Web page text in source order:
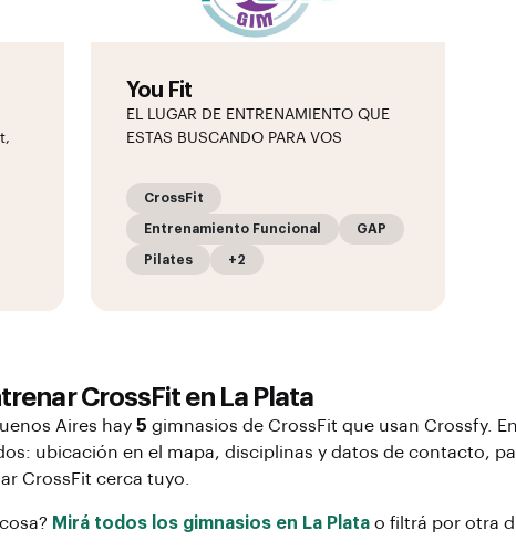
You Fit
EL LUGAR DE ENTRENAMIENTO QUE
ESTAS BUSCANDO PARA VOS
CrossFit
Entrenamiento Funcional GAP
Pilates +2
CrossFiten La Plata
Aires hay 5 gimnasios de CrossFit que usan Crossfy.
ubicación en el mapa, disciplinas y datos de contacto,
CrossFit cerca tuyo.
Mirá todos los gimnasios en La Plata o filtrá por otra